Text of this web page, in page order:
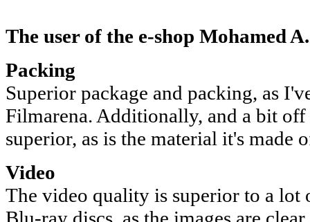
The user of the e-shop Mohamed A.
Packing
Superior package and packing, as
Filmarena. Additionally, and a bit
superior, as is the material it's made
Video
The video quality is superior to a lot